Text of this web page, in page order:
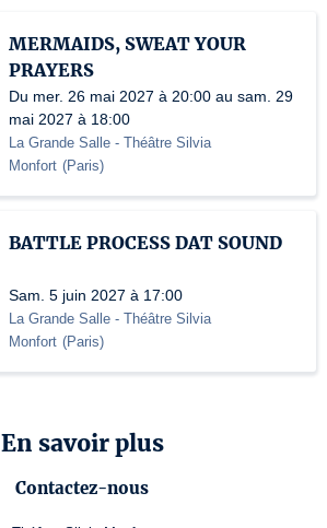
MERMAIDS, SWEAT YOUR
PRAYERS
Du mer. 26 mai 2027 à 20:00 au sam. 29
mai 2027 à 18:00
La Grande Salle - Théâtre Silvia
Monfort (Paris)
BATTLE PROCESS DAT SOUND
Sam. 5 juin 2027 à 17:00
La Grande Salle - Théâtre Silvia
Monfort (Paris)
En savoir plus
Contactez-nous